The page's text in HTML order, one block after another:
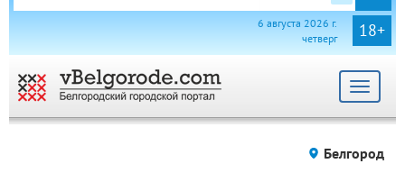
18+
6 августа 2026 г.
четверг
Toggle
Белгород